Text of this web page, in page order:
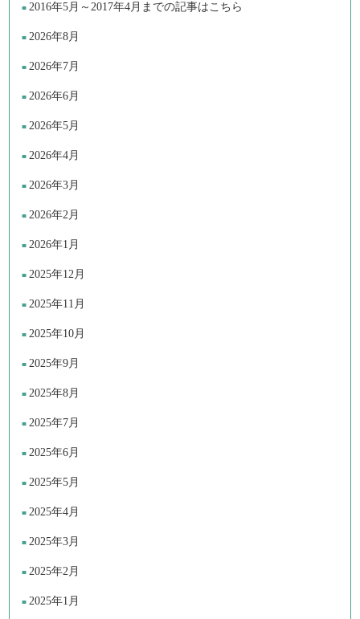
2016年5月～2017年4月までの記事はこちら
2026年8月
2026年7月
2026年6月
2026年5月
2026年4月
2026年3月
2026年2月
2026年1月
2025年12月
2025年11月
2025年10月
2025年9月
2025年8月
2025年7月
2025年6月
2025年5月
2025年4月
2025年3月
2025年2月
2025年1月